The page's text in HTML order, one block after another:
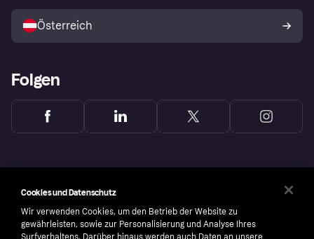
Österreich
Folgen
Cookies und Datenschutz
Wir verwenden Cookies, um den Betrieb der Website zu
gewährleisten, sowie zur Personalisierung und Analyse Ihres
Surfverhaltens. Darüber hinaus werden auch Daten an unsere